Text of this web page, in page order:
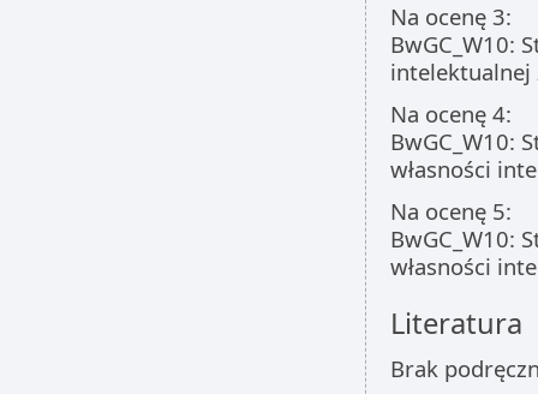
Na ocenę 3:
BwGC_W10:
intelektualnej
Na ocenę 4:
BwGC_W10:
własności
Na ocenę 5:
BwGC_W10:
własności
Literatura
Brak